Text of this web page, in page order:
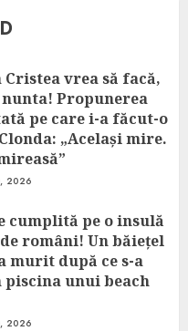
vrea să facă,
Propunerea
pe care i-a făcut-o
„Același mire.
2026
cumplită pe o insulă
români! Un băiețel
murit după ce s-a
piscina unui beach
2026